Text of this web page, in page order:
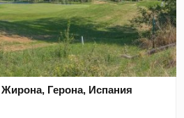
Герона, Испания